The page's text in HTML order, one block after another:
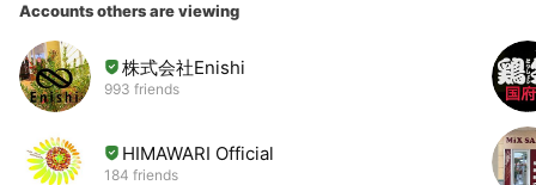
Accounts others are viewing
株式会社Enishi
993 friends
HIMAWARI Official
184 friends